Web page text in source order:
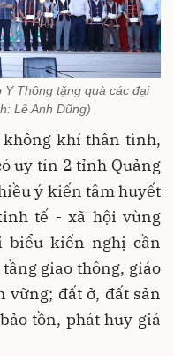
Thông tặng quà các đại
Lê Anh Dũng)
khí thân tình,
uy tín 2 tỉnh Quảng
ý kiến tâm huyết
tế - xã hội vùng
biểu kiến nghị cần
giao thông, giáo
vững; đất ở, đất sản
tồn, phát huy giá